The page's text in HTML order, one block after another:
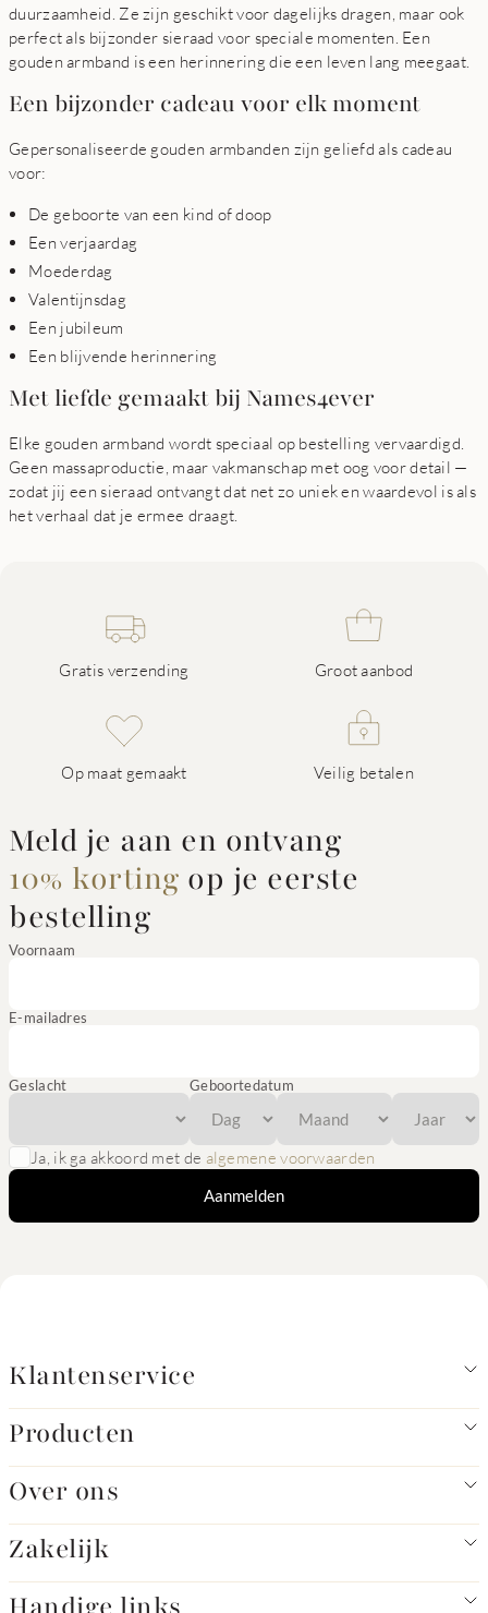
duurzaamheid. Ze zijn geschikt voor dagelijks dragen, maar ook
perfect als bijzonder sieraad voor speciale momenten. Een
gouden armband is een herinnering die een leven lang meegaat.
Een bijzonder cadeau voor elk moment
Gepersonaliseerde gouden armbanden zijn geliefd als cadeau
voor:
De geboorte van een kind of doop
Een verjaardag
Moederdag
Valentijnsdag
Een jubileum
Een blijvende herinnering
Met liefde gemaakt bij Names4ever
Elke gouden armband wordt speciaal op bestelling vervaardigd.
Geen massaproductie, maar vakmanschap met oog voor detail —
zodat jij een sieraad ontvangt dat net zo uniek en waardevol is als
het verhaal dat je ermee draagt.
Gratis verzending Groot aanbod
Op maat gemaakt Veilig betalen
Meld je aan en ontvang
10% korting op je eerste
bestelling
Voornaam
E-mailadres
Geslacht Geboortedatum
Ja, ik ga akkoord met de algemene voorwaarden
Aanmelden
Klantenservice
Producten
Over ons
Zakelijk